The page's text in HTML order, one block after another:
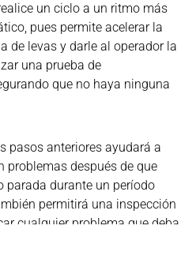
un ciclo a un ritmo más
pues permite acelerar la
de levas y darle al operador la
una prueba de
que no haya ninguna
pasos anteriores ayudará a
problemas después de que
parada durante un período
permitirá una inspección
cualquier problema que deba